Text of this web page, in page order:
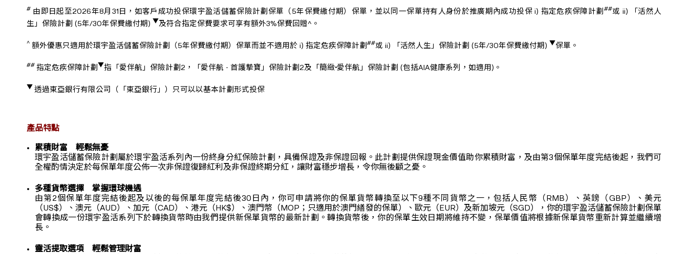
# 由即日起至2026年8月31日，如客戶成功投保環宇盈活儲蓄保險計劃保單（5年保費繳付期）保單，並以同一保單持有人身份於推廣期內成功投保 i) 指定危疾保障計劃##或 ii) 「活然人
生」保險計劃 (5年/30年保費繳付期) ▼及符合指定保費要求可享有額外3%保費回贈^。
^ 額外優惠只適用於環宇盈活儲蓄保險計劃（5年保費繳付期）保單而並不適用於 i) 指定危疾保障計劃##或 ii) 「活然人生」保險計劃 (5年/30年保費繳付期) ▼保單。
## 指定危疾保障計劃▼指「愛伴航」保險計劃2，「愛伴航 - 首護摯寶」保險計劃2及「簡緻•愛伴航」保險計劃 (包括AIA健康系列，如適用)。
▼ 透過東亞銀行有限公司（「東亞銀行」）只可以以基本計劃形式投保
產品特點
累積財富 輕鬆無憂
環宇盈活儲蓄保險計劃屬於環宇盈活系列內一份終身分紅保險計劃，具備保證及非保證回報。此計劃提供保證現金價值助你累積財富，及由第3個保單年度完結後起，我們可
全權酌情決定於每保單年度公佈一次非保證復歸紅利及非保證終期分紅，讓財富穩步增長，令你無後顧之憂。
多種貨幣選擇 掌握環球機遇
由第2個保單年度完結後起及以後的每保單年度完結後30日內，你可申請將你的保單貨幣轉換至以下9種不同貨幣之一，包括人民幣（RMB）、英鎊（GBP）、美元
（US$）、澳元（AUD）、加元（CAD）、港元（HK$）、澳門幣（MOP；只適用於澳門繕發的保單）、歐元（EUR）及新加坡元（SGD），你的環宇盈活儲蓄保險計劃保單
會轉換成一份環宇盈活系列下於轉換貨幣時由我們提供新保單貨幣的最新計劃。轉換貨幣後，你的保單生效日期將維持不變，保單價值將根據新保單貨幣重新計算並繼續增
長。
靈活提取選項 輕鬆管理財富